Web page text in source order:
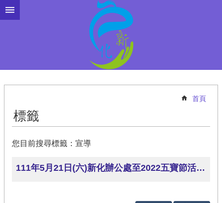
跳到主要內容區塊
首頁
標籤
您目前搜尋標籤：宣導
111年5月21日(六)新化辦公處至2022五寶節活動設攤進行戶政暨國籍業務政令宣導活動。